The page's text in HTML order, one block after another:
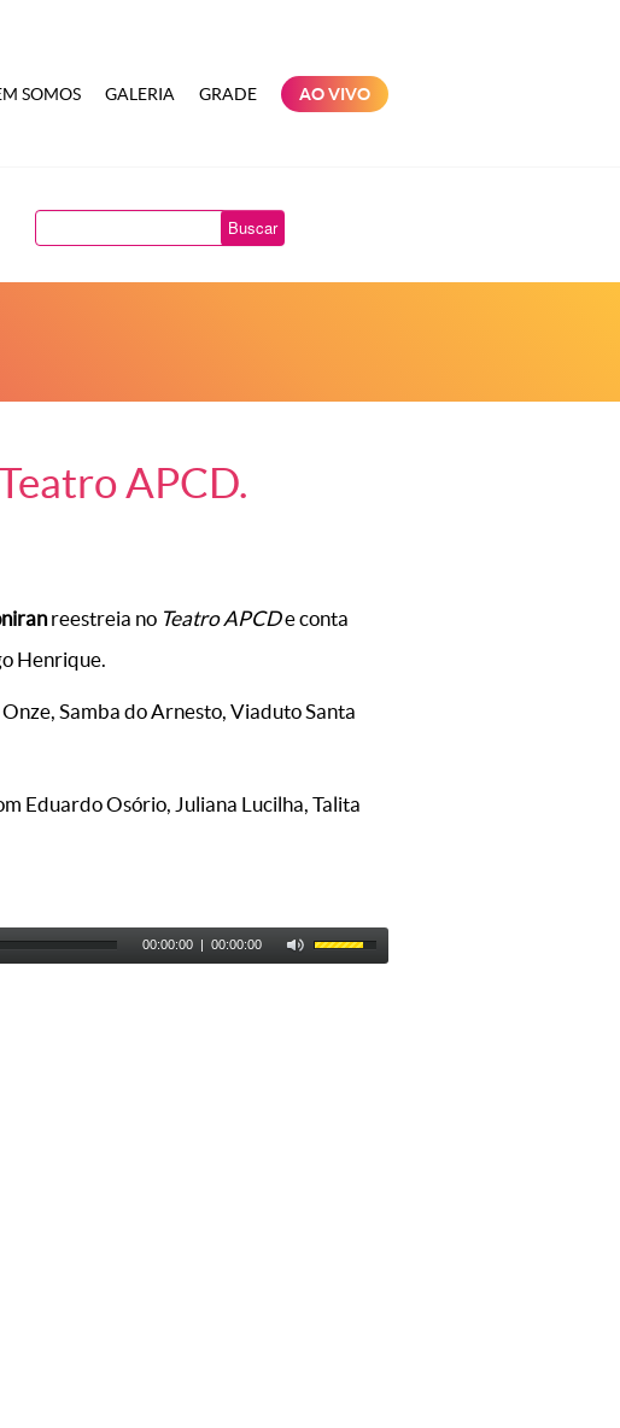
SOMOS GALERIA GRADE AO VIVO
Buscar
APCD.
reestreia no Teatro APCDe conta
Henrique.
Samba do Arnesto, Viaduto Santa
Eduardo Osório, Juliana Lucilha, Talita
00:00:00 | 00:00:00